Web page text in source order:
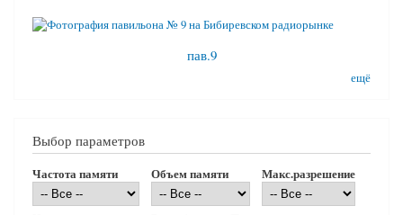
пав.9
ещё
Выбор параметров
Частота памяти Объем памяти Макс.разрешение